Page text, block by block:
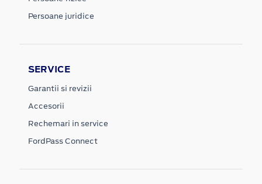
Persoane juridice
SERVICE
Garantii si revizii
Accesorii
Rechemari in service
FordPass Connect